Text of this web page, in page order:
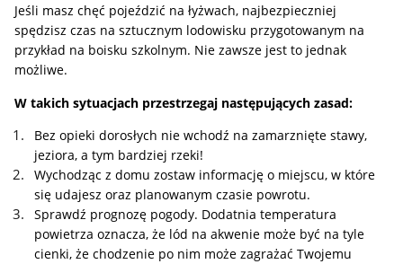
Jeśli masz chęć pojeździć na łyżwach, najbezpieczniej
spędzisz czas na sztucznym lodowisku przygotowanym na
przykład na boisku szkolnym. Nie zawsze jest to jednak
możliwe.
W takich sytuacjach przestrzegaj następujących zasad:
Bez opieki dorosłych nie wchodź na zamarznięte stawy,
jeziora, a tym bardziej rzeki!
Wychodząc z domu zostaw informację o miejscu, w które
się udajesz oraz planowanym czasie powrotu.
Sprawdź prognozę pogody. Dodatnia temperatura
powietrza oznacza, że lód na akwenie może być na tyle
cienki, że chodzenie po nim może zagrażać Twojemu